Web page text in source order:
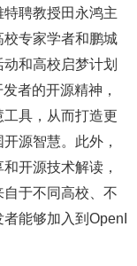
聘教授田永鸿主
专家学者和鹏城
和高校启梦计划
者的开源精神，
具，从而打造更
源智慧。此外，
开源技术解读，
于不同高校、不
能够加入到OpenI